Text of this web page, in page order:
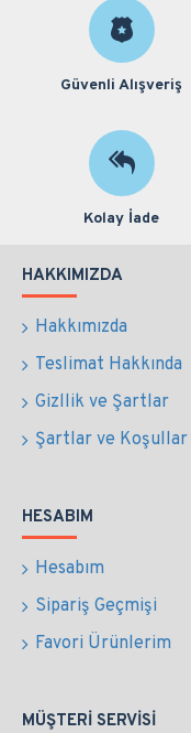
Güvenli Alışveriş
Kolay İade
HAKKIMIZDA
Hakkımızda
Teslimat Hakkında
Gizllik ve Şartlar
Şartlar ve Koşullar
HESABIM
Hesabım
Sipariş Geçmişi
Favori Ürünlerim
MÜŞTERI SERVISI